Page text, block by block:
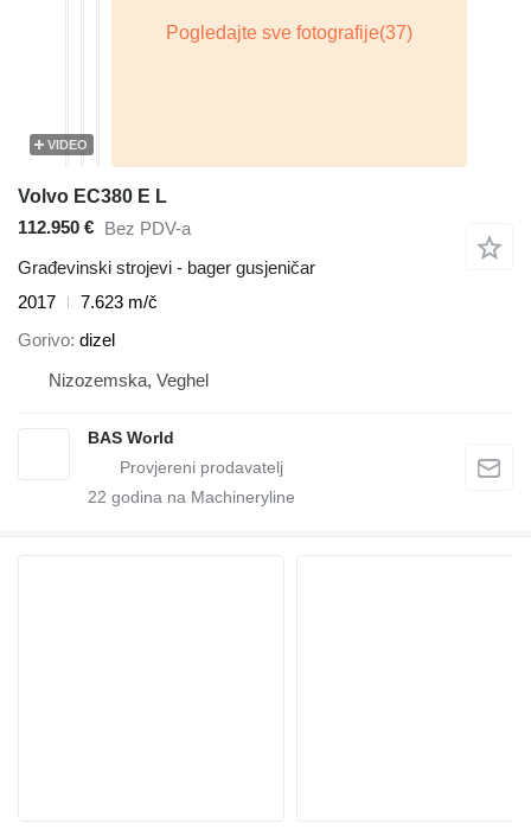
VIDEO
Volvo EC380 E L
112.950 € Bez PDV-a
Građevinski strojevi - bager gusjeničar
2017
7.623 m/č
Gorivo dizel
Nizozemska, Veghel
BAS World
22 godina na Machineryline